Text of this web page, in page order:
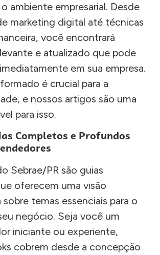
ambiente empresarial. Desde
marketing digital até técnicas
você encontrará
e atualizado que pode
em sua empresa.
é crucial para a
e nossos artigos são uma
para isso.
Completos e Profundos
Sebrae/PR são guias
oferecem uma visão
temas essenciais para o
negócio. Seja você um
iniciante ou experiente,
cobrem desde a concepção